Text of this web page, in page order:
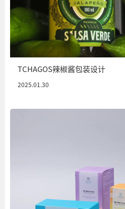
TCHAGOS辣椒酱包装设计
2025.01.30